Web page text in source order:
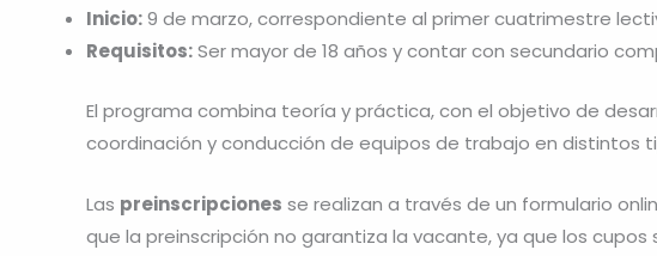
Inicio:9 de marzo, correspondiente al primer cuatrimestre
Requisitos:Ser mayor de 18 años y contar con secundario
El programa combina teoría y práctica, con el objetivo de
coordinación y conducción de equipos de trabajo en distintos
Las preinscripciones se realizan a través de un formulario
que la preinscripción no garantiza la vacante, ya que los cupos